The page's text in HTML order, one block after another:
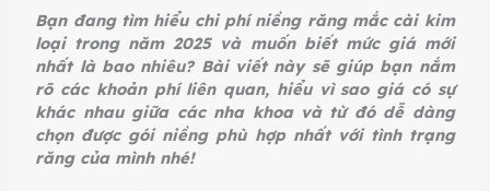
Bạn đang tìm hiểu chi phí niềng răng mắc cài kim
loại trong năm 2025 và muốn biết mức giá mới
nhất là bao nhiêu? Bài viết này sẽ giúp bạn nắm
rõ các khoản phí liên quan, hiểu vì sao giá có sự
khác nhau giữa các nha khoa và từ đó dễ dàng
chọn được gói niềng phù hợp nhất với tình trạng
răng của mình nhé!